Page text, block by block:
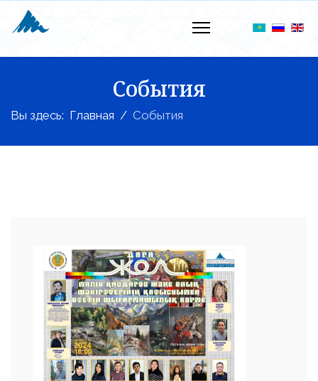
События
Вы здесь: Главная События